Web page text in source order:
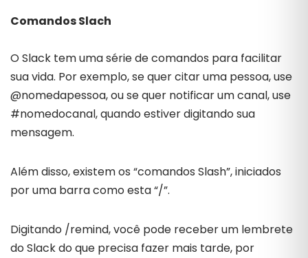
Comandos Slach
O Slack tem uma série de comandos para facilitar
sua vida. Por exemplo, se quer citar uma pessoa, use
@nomedapessoa, ou se quer notificar um canal, use
#nomedocanal, quando estiver digitando sua
mensagem.
Além disso, existem os “comandos Slash”, iniciados
por uma barra como esta “/”.
Digitando /remind, você pode receber um lembrete
do Slack do que precisa fazer mais tarde, por